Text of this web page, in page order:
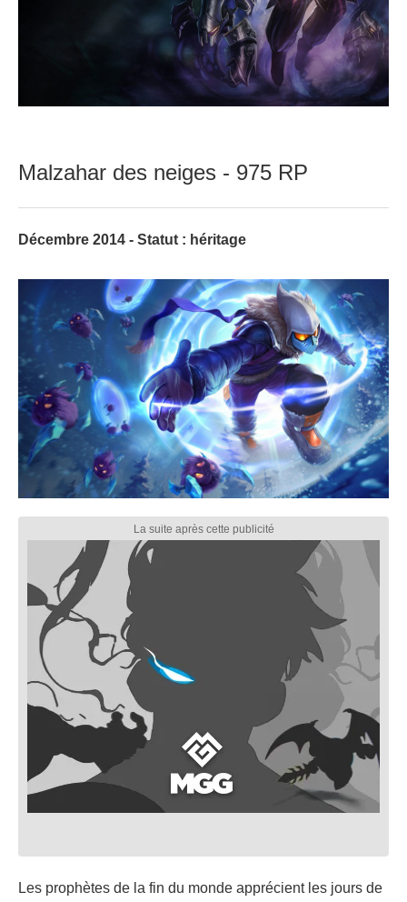
Malzahar des neiges - 975 RP
Décembre 2014 - Statut : héritage
Les prophètes de la fin du monde apprécient les jours de